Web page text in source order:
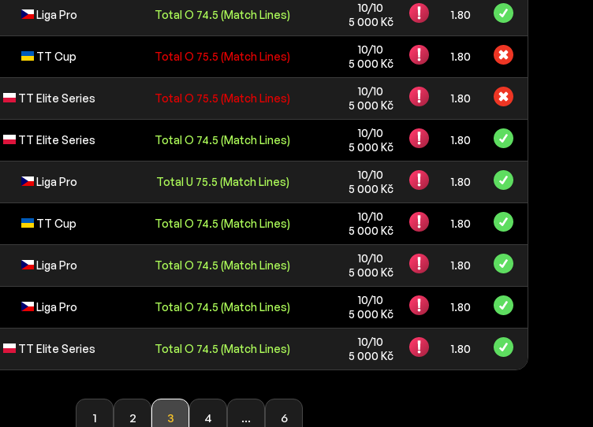
Liga Pro Total O 74.5 (Match Lines)
10/10
5 000 Kč
1.80
TT Cup Total O 75.5 (Match Lines)
10/10
5 000 Kč
1.80
TT Elite Series Total O 75.5 (Match Lines)
10/10
5 000 Kč
1.80
TT Elite Series Total O 74.5 (Match Lines)
10/10
5 000 Kč
1.80
Liga Pro Total U 75.5 (Match Lines)
10/10
5 000 Kč
1.80
TT Cup Total O 74.5 (Match Lines)
10/10
5 000 Kč
1.80
Liga Pro Total O 74.5 (Match Lines)
10/10
5 000 Kč
1.80
Liga Pro Total O 74.5 (Match Lines)
10/10
5 000 Kč
1.80
TT Elite Series Total O 74.5 (Match Lines)
10/10
5 000 Kč
1.80
1 2 3 4 ... 6